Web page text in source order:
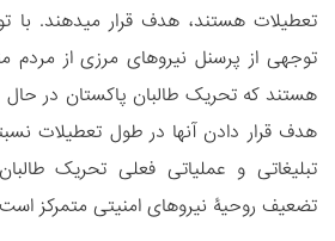
تعطیلات هستند، هدف قرار می‏دهند. با
توجهی از پرسنل نیروهای مرزی از مردم
هستند که تحریک طالبان پاکستان در
هدف قرار دادن آنها در طول تعطیلات
تبلیغاتی و عملیاتی فعلی تحریک
تضعیف روحیۀ نیروهای امنیتی متمرکز